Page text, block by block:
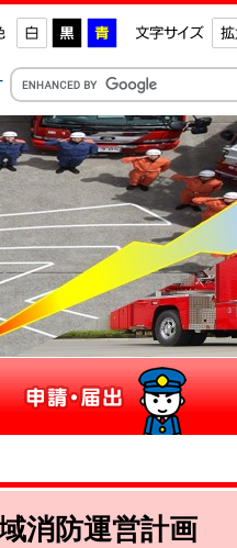
消防運営計画